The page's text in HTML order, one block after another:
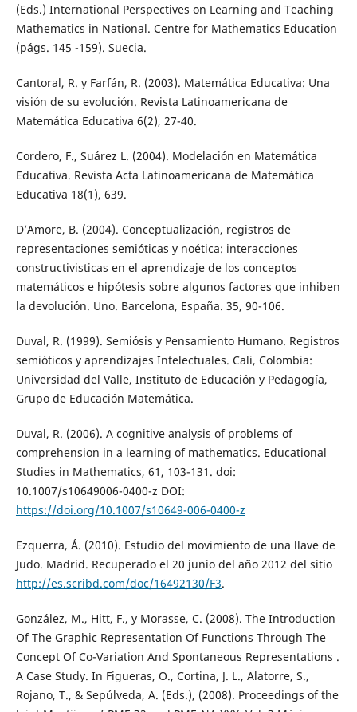
(Eds.) International Perspectives on Learning and Teaching
Mathematics in National. Centre for Mathematics Education
(págs. 145 -159). Suecia.
Cantoral, R. y Farfán, R. (2003). Matemática Educativa: Una
visión de su evolución. Revista Latinoamericana de
Matemática Educativa 6(2), 27-40.
Cordero, F., Suárez L. (2004). Modelación en Matemática
Educativa. Revista Acta Latinoamericana de Matemática
Educativa 18(1), 639.
D’Amore, B. (2004). Conceptualización, registros de
representaciones semióticas y noética: interacciones
constructivisticas en el aprendizaje de los conceptos
matemáticos e hipótesis sobre algunos factores que inhiben
la devolución. Uno. Barcelona, España. 35, 90-106.
Duval, R. (1999). Semiósis y Pensamiento Humano. Registros
semióticos y aprendizajes Intelectuales. Cali, Colombia:
Universidad del Valle, Instituto de Educación y Pedagogía,
Grupo de Educación Matemática.
Duval, R. (2006). A cognitive analysis of problems of
comprehension in a learning of mathematics. Educational
Studies in Mathematics, 61, 103-131. doi:
10.1007/s10649006-0400-z DOI:
https://doi.org/10.1007/s10649-006-0400-z
Ezquerra, Á. (2010). Estudio del movimiento de una llave de
Judo. Madrid. Recuperado el 20 junio del año 2012 del sitio
http://es.scribd.com/doc/16492130/F3.
González, M., Hitt, F., y Morasse, C. (2008). The Introduction
Of The Graphic Representation Of Functions Through The
Concept Of Co-Variation And Spontaneous Representations .
A Case Study. In Figueras, O., Cortina, J. L., Alatorre, S.,
Rojano, T., & Sepúlveda, A. (Eds.), (2008). Proceedings of the